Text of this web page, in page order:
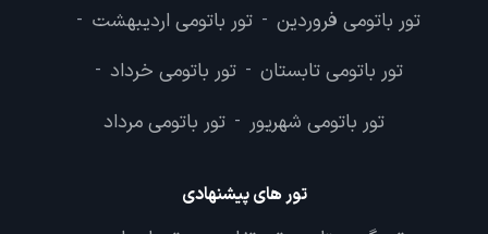
تور باتومی فروردین - تور باتومی اردیبهشت -
تور باتومی تابستان - تور باتومی خرداد -
تور باتومی شهریور - تور باتومی مرداد
تور های پیشنهادی